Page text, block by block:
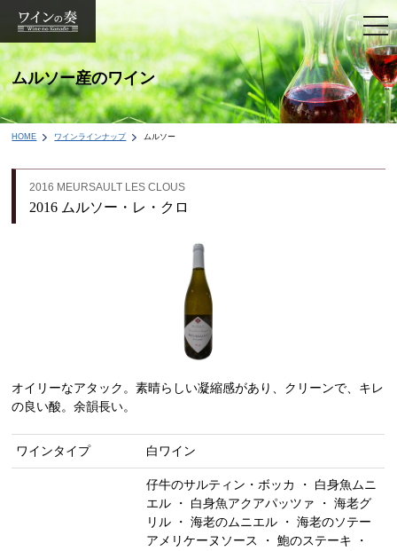
ムルソー産のワイン
HOME ワインラインナップ ムルソー
2016 MEURSAULT LES CLOUS
2016 ムルソー・レ・クロ
オイリーなアタック。素晴らしい凝縮感があり、クリーンで、キレ
の良い酸。余韻長い。
ワインタイプ 白ワイン
仔牛のサルティン・ボッカ ・ 白身魚ムニ
エル ・ 白身魚アクアパッツァ ・ 海老グ
リル ・ 海老のムニエル ・ 海老のソテー
アメリケーヌソース ・ 鮑のステーキ ・